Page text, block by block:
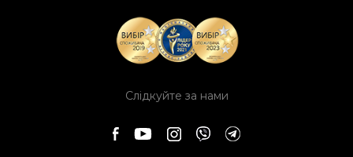
Слідкуйте за нами